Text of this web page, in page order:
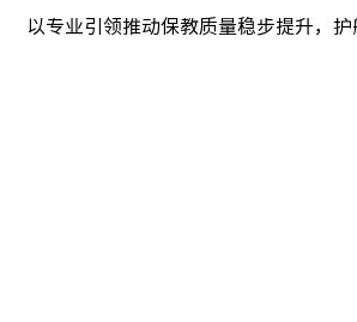
以专业引领推动保教质量稳步提升，护